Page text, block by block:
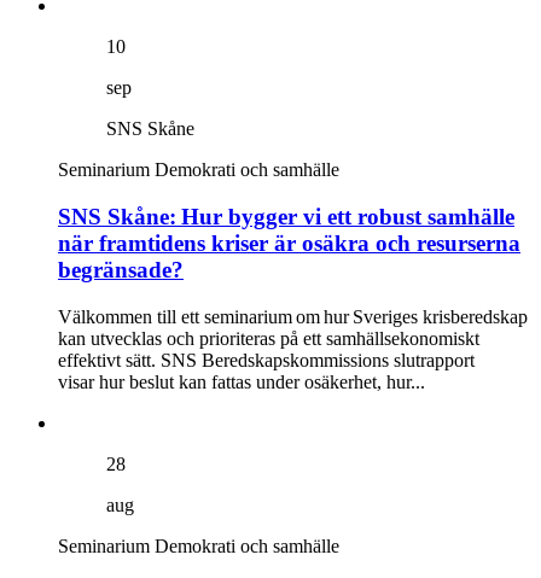
10
sep
SNS Skåne
Seminarium Demokrati och samhälle
SNS Skåne: Hur bygger vi ett robust samhälle
när framtidens kriser är osäkra och resurserna
begränsade?
Välkommen till ett seminarium om hur Sveriges krisberedskap
kan utvecklas och prioriteras på ett samhällsekonomiskt
effektivt sätt. SNS Beredskapskommissions slutrapport
visar hur beslut kan fattas under osäkerhet, hur...
28
aug
Seminarium Demokrati och samhälle